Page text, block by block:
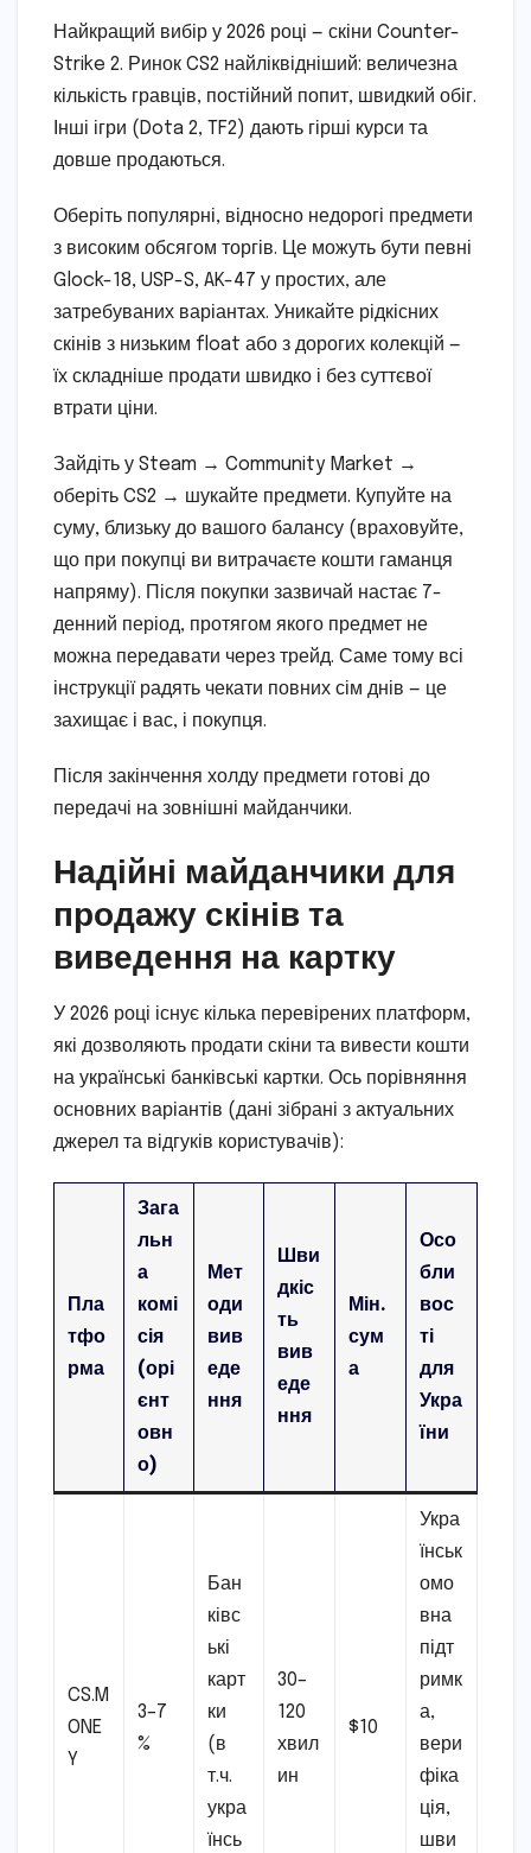
Найкращий вибір у 2026 році — скіни Counter-
Strike 2. Ринок CS2 найліквідніший: величезна
кількість гравців, постійний попит, швидкий обіг.
Інші ігри (Dota 2, TF2) дають гірші курси та
довше продаються.
Оберіть популярні, відносно недорогі предмети
з високим обсягом торгів. Це можуть бути певні
Glock-18, USP-S, AK-47 у простих, але
затребуваних варіантах. Уникайте рідкісних
скінів з низьким float або з дорогих колекцій —
їх складніше продати швидко і без суттєвої
втрати ціни.
Зайдіть у Steam → Community Market →
оберіть CS2 → шукайте предмети. Купуйте на
суму, близьку до вашого балансу (враховуйте,
що при покупці ви витрачаєте кошти гаманця
напряму). Після покупки зазвичай настає 7-
денний період, протягом якого предмет не
можна передавати через трейд. Саме тому всі
інструкції радять чекати повних сім днів — це
захищає і вас, і покупця.
Після закінчення холду предмети готові до
передачі на зовнішні майданчики.
Надійні майданчики для
продажу скінів та
виведення на картку
У 2026 році існує кілька перевірених платформ,
які дозволяють продати скіни та вивести кошти
на українські банківські картки. Ось порівняння
основних варіантів (дані зібрані з актуальних
джерел та відгуків користувачів):
Пла
тфо
рма
Зага
льн
а
комі
сія
(орі
єнт
овн
о)
Мет
оди
вив
еде
ння
Шви
дкіс
ть
вив
еде
ння
Мін.
сум
а
Осо
бли
вос
ті
для
Укра
їни
CS.M
ONE
Y
3–7
%
Бан
ківс
ькі
карт
ки
(в
т.ч.
укра
їнсь
30–
120
хвил
ин
$10
Укра
їнськ
омо
вна
підт
римк
а,
вери
фіка
ція,
шви